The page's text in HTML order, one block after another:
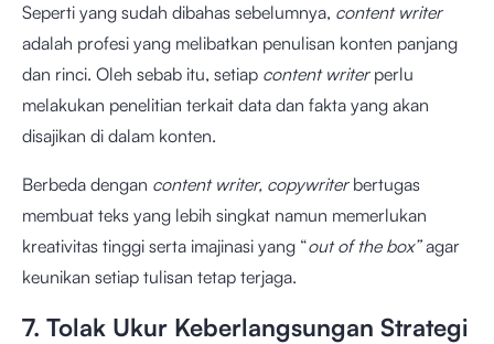
Seperti yang sudah dibahas sebelumnya, content writer
adalah profesi yang melibatkan penulisan konten panjang
dan rinci. Oleh sebab itu, setiap content writer perlu
melakukan penelitian terkait data dan fakta yang akan
disajikan di dalam konten.
Berbeda dengan content writer, copywriter bertugas
membuat teks yang lebih singkat namun memerlukan
kreativitas tinggi serta imajinasi yang “out of the box”agar
keunikan setiap tulisan tetap terjaga.
7. Tolak Ukur Keberlangsungan Strategi